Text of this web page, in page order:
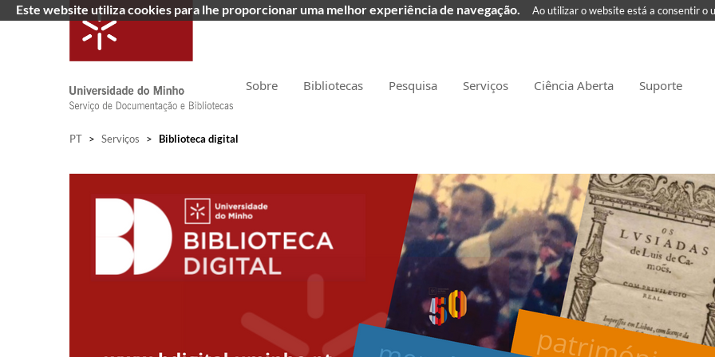
Sobre Bibliotecas Pesquisa Serviços Ciência Aberta Suporte
PT > Serviços > Biblioteca digital
Este website utiliza cookies para lhe proporcionar uma melhor experiência de navegação. Ao utilizar o website está a consentir o